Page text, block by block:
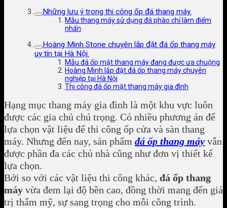
Những lưu ý trong thi công ốp đá thang máy.
Mẫu thang máy sử dụng đá phào chỉ làm điểm
nhấn
Hoàng Minh Stone chuyên lắp đặt đá ốp thang máy
uy tín tại Hà Nội.
Mẫu đá ốp mặt thang máy đang được ưa chuộng
Hoàng Minh lắp đặt đá ốp thang máy chuyên
nghiệp tại Hà Nội
Thi công đá ốp mặt thang máy gia đình
Hạng mục thang máy gia đình là một khu vực luôn
được các gia chủ chú trọng. Có nhiều phương án để
lựa chọn vật liệu để thi công ốp cửa và sàn thang
máy. Nhưng đến nay, sản phẩm đá ốp thang máy vẫn
được phần đa các chủ nhà cũng như đơn vị thiết kế
lựa chọn.
Bởi so với các vật liệu thi công khác, đá ốp thang
máy vừa đem lại độ bền cao, đồng thời mang đến giá
trị thẩm mỹ, sự sang trọng cho mỗi công trình.